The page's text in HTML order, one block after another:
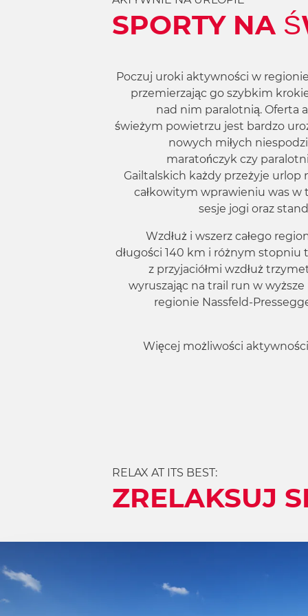
w
a
SPORTY NA
Poczuj uroki aktywności w
przemierzając go szybkim
nad nim paralotnią. Oferta
świeżym powietrzu jest bardzo
nowych miłych
maratończyk czy
Gailtalskich każdy przeżyje urlop
całkowitym wprawieniu was w
sesje jogi oraz
Wzdłuż i wszerz całego
długości 140 km i różnym stopniu
z przyjaciółmi wzdłuż
wyruszając na trail run w
regionie Nassfeld-
Więcej możliwości
RELAX AT ITS BEST:
ZRELAKSUJ